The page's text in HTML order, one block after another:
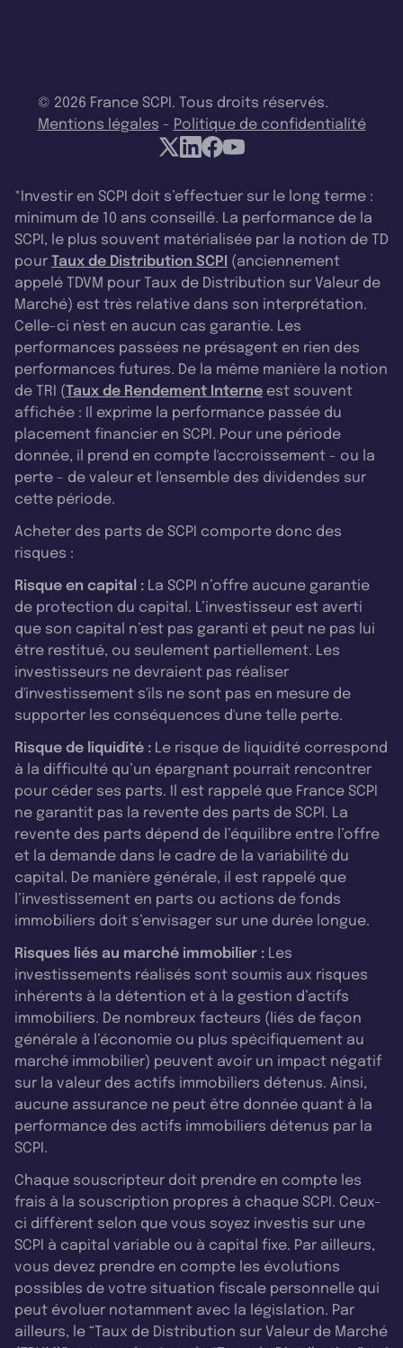
© 2026 France SCPI. Tous droits réservés.
Mentions légales - Politique de confidentialité
*Investir en SCPI doit s’effectuer sur le long terme :
minimum de 10 ans conseillé. La performance de la
SCPI, le plus souvent matérialisée par la notion de TD
pour Taux de Distribution SCPI (anciennement
appelé TDVM pour Taux de Distribution sur Valeur de
Marché) est très relative dans son interprétation.
Celle-ci n'est en aucun cas garantie. Les
performances passées ne présagent en rien des
performances futures. De la même manière la notion
de TRI (Taux de Rendement Interne est souvent
affichée : Il exprime la performance passée du
placement financier en SCPI. Pour une période
donnée, il prend en compte l'accroissement - ou la
perte - de valeur et l'ensemble des dividendes sur
cette période.
Acheter des parts de SCPI comporte donc des
risques :
Risque en capital : La SCPI n’offre aucune garantie
de protection du capital. L’investisseur est averti
que son capital n’est pas garanti et peut ne pas lui
être restitué, ou seulement partiellement. Les
investisseurs ne devraient pas réaliser
d'investissement s'ils ne sont pas en mesure de
supporter les conséquences d'une telle perte.
Risque de liquidité : Le risque de liquidité correspond
à la difficulté qu’un épargnant pourrait rencontrer
pour céder ses parts. Il est rappelé que France SCPI
ne garantit pas la revente des parts de SCPI. La
revente des parts dépend de l’équilibre entre l’offre
et la demande dans le cadre de la variabilité du
capital. De manière générale, il est rappelé que
l’investissement en parts ou actions de fonds
immobiliers doit s’envisager sur une durée longue.
Risques liés au marché immobilier : Les
investissements réalisés sont soumis aux risques
inhérents à la détention et à la gestion d’actifs
immobiliers. De nombreux facteurs (liés de façon
générale à l’économie ou plus spécifiquement au
marché immobilier) peuvent avoir un impact négatif
sur la valeur des actifs immobiliers détenus. Ainsi,
aucune assurance ne peut être donnée quant à la
performance des actifs immobiliers détenus par la
SCPI.
Chaque souscripteur doit prendre en compte les
frais à la souscription propres à chaque SCPI. Ceux-
ci diffèrent selon que vous soyez investis sur une
SCPI à capital variable ou à capital fixe. Par ailleurs,
vous devez prendre en compte les évolutions
possibles de votre situation fiscale personnelle qui
peut évoluer notamment avec la législation. Par
ailleurs, le “Taux de Distribution sur Valeur de Marché